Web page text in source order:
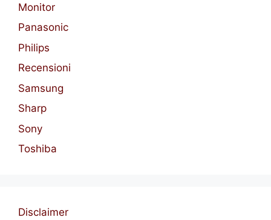
Monitor
Panasonic
Philips
Recensioni
Samsung
Sharp
Sony
Toshiba
Disclaimer